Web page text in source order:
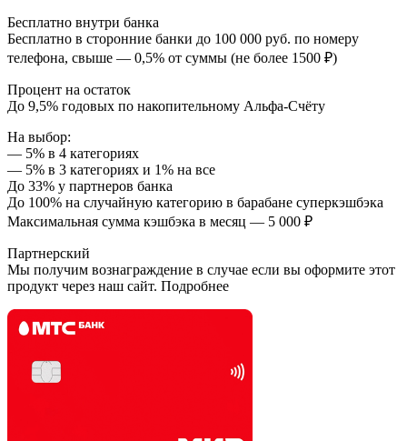
Бесплатно внутри банка
Бесплатно в сторонние банки до 100 000 руб. по номеру
телефона, свыше — 0,5% от суммы (не более 1500 ₽)
Процент на остаток
До 9,5% годовых по накопительному Альфа-Счёту
На выбор:
— 5% в 4 категориях
— 5% в 3 категориях и 1% на все
До 33% у партнеров банка
До 100% на случайную категорию в барабане суперкэшбэка
Максимальная сумма кэшбэка в месяц — 5 000 ₽
Партнерский
Мы получим вознаграждение в случае если вы оформите этот
продукт через наш сайт. Подробнее